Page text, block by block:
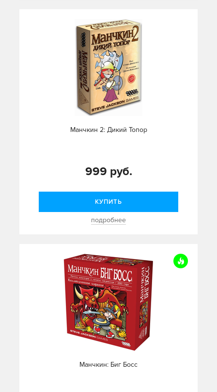
Манчкин 2: Дикий Топор
999 руб.
КУПИТЬ
подробнее
Манчкин: Биг Босс